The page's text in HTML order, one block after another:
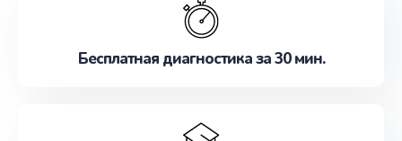
наилучшим образом. Не медлите записаться на
Бесплатная диагностика за 30 мин.